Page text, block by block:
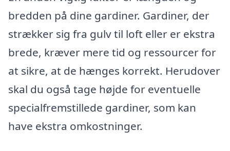
bredden på dine gardiner. Gardiner, der
strækker sig fra gulv til loft eller er ekstra
brede, kræver mere tid og ressourcer for
at sikre, at de hænges korrekt. Herudover
skal du også tage højde for eventuelle
specialfremstillede gardiner, som kan
have ekstra omkostninger.